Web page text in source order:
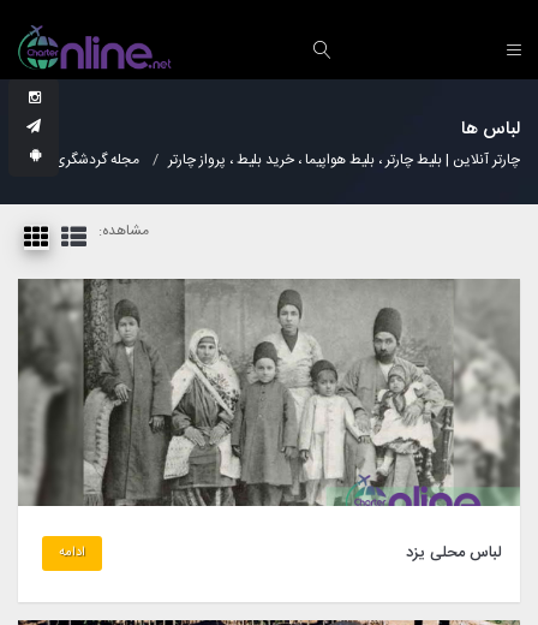
لباس ها
چارتر آنلاین | بلیط چارتر ، بلیط هواپیما ، خرید بلیط ، پرواز چارتر مجله گردشگری
مشاهده:
لباس محلی يزد ادامه